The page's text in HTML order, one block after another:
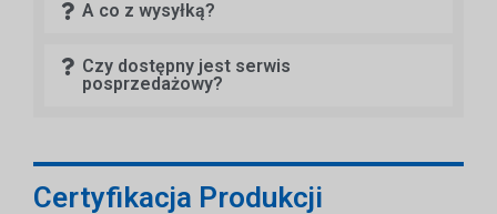
A co z wysyłką?
Czy dostępny jest serwis
posprzedażowy?
Certyfikacja Produkcji